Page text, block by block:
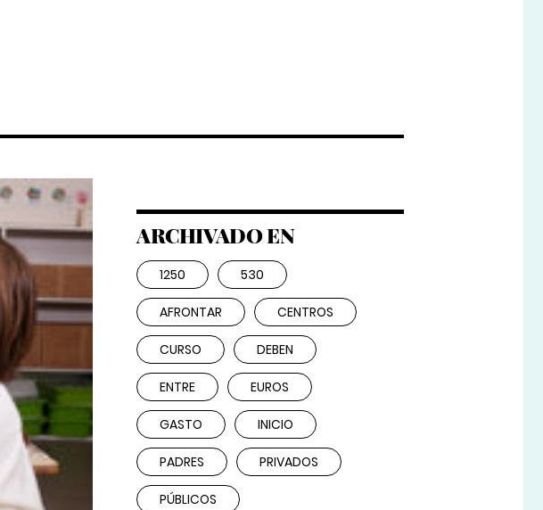
ARCHIVADO EN
1250 530
AFRONTAR CENTROS
CURSO DEBEN
ENTRE EUROS
GASTO INICIO
PADRES PRIVADOS
PÚBLICOS